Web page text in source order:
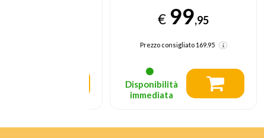
99,95
Prezzo consigliato169.95
Disponibilità
immediata